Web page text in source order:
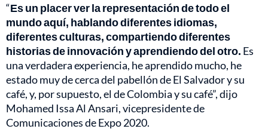
“Es un placer ver la representación de todo el
mundo aquí, hablando diferentes idiomas,
diferentes culturas, compartiendo diferentes
historias de innovación y aprendiendo del otro. Es
una verdadera experiencia, he aprendido mucho, he
estado muy de cerca del pabellón de El Salvador y su
café, y, por supuesto, el de Colombia y su café”, dijo
Mohamed Issa Al Ansari, vicepresidente de
Comunicaciones de Expo 2020.